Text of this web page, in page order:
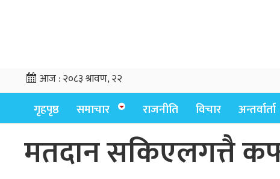
आज :२०८३ श्रावण, २२
गृहपृष्ठ समाचार राजनीति विचार अन्तर्वार्ता
मतदान सकिएलगत्तै